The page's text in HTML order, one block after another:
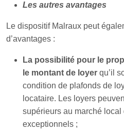
Les autres avantages
Le dispositif Malraux peut
d’avantages :
La possibilité pour le
le montant de loyer qu’il
condition de plafonds de
locataire. Les loyers
supérieurs au marché
exceptionnels ;